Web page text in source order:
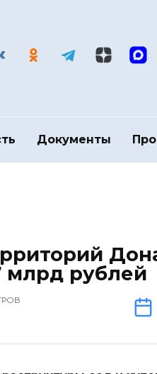
Документы
млрд рублей